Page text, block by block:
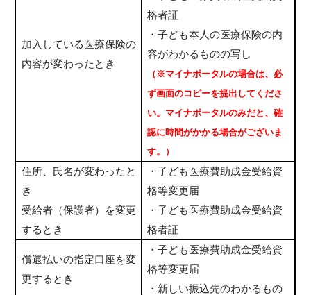
加入している医療保険の
内容が変わったとき
格者証
・子ども本人の医療保険の内
容がわかるものの写し
（※マイナポータルの場合は、必
ず画面のコピーを提出してくださ
い。マイナポータルのみだと、確
認に時間がかかる場合がございま
す。）
住所、氏名が変わったと
き
受給者（保護者）を変更
するとき
・子ども医療費助成金受給資
格等変更届
・子ども医療費助成金受給資
格者証
償還払いの指定口座を変
更するとき
・子ども医療費助成金受給資
格等変更届
・新しい振込先のわかるもの